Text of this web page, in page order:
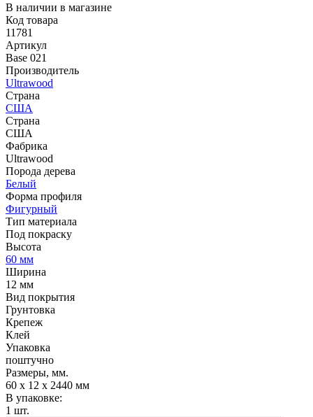
В наличии в магазине
Код товара
11781
Артикул
Base 021
Производитель
Ultrawood
Страна
США
Страна
США
Фабрика
Ultrawood
Порода дерева
Белый
Форма профиля
Фигурный
Тип материала
Под покраску
Высота
60 мм
Ширина
12 мм
Вид покрытия
Грунтовка
Крепеж
Клей
Упаковка
поштучно
Размеры, мм.
60 х 12 х 2440 мм
В упаковке:
1 шт.